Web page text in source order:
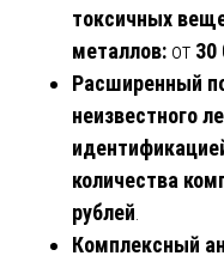
токсичных
металлов: от 30
Расширенный
неизвестного
количества
рублей
Комплексный